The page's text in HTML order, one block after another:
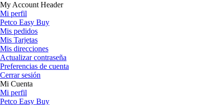
My Account Header
Mi perfil
Petco Easy Buy
Mis pedidos
Mis Tarjetas
Mis direcciones
Actualizar contraseña
Preferencias de cuenta
Cerrar sesión
Mi Cuenta
Mi perfil
Petco Easy Buy